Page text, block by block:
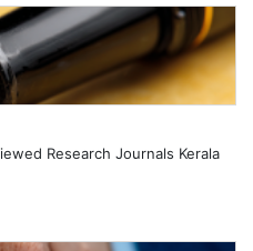
Research Journals Kerala